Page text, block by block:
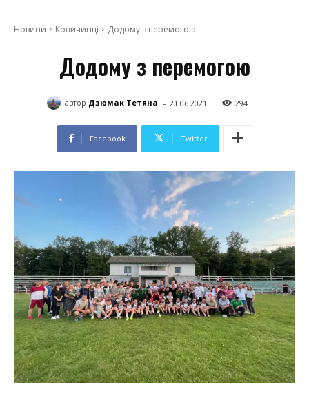
Новини Копичинці Додому з перемогою
Додому з перемогою
автор Дзюмак Тетяна - 21.06.2021 294
Facebook Twitter